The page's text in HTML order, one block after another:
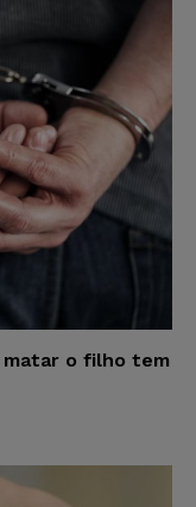
o filho tem